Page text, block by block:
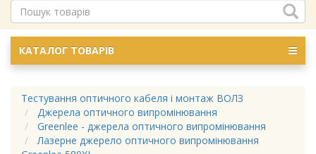
КАТАЛОГ ТОВАРІВ
Тестування оптичного кабеля і монтаж ВОЛЗ
Джерела оптичного випромінювання
Greenlee - джерела оптичного випромінювання
Лазерне джерело оптичного випромінювання